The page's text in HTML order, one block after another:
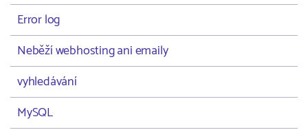
Error log
Neběží webhosting ani emaily
vyhledávání
MySQL